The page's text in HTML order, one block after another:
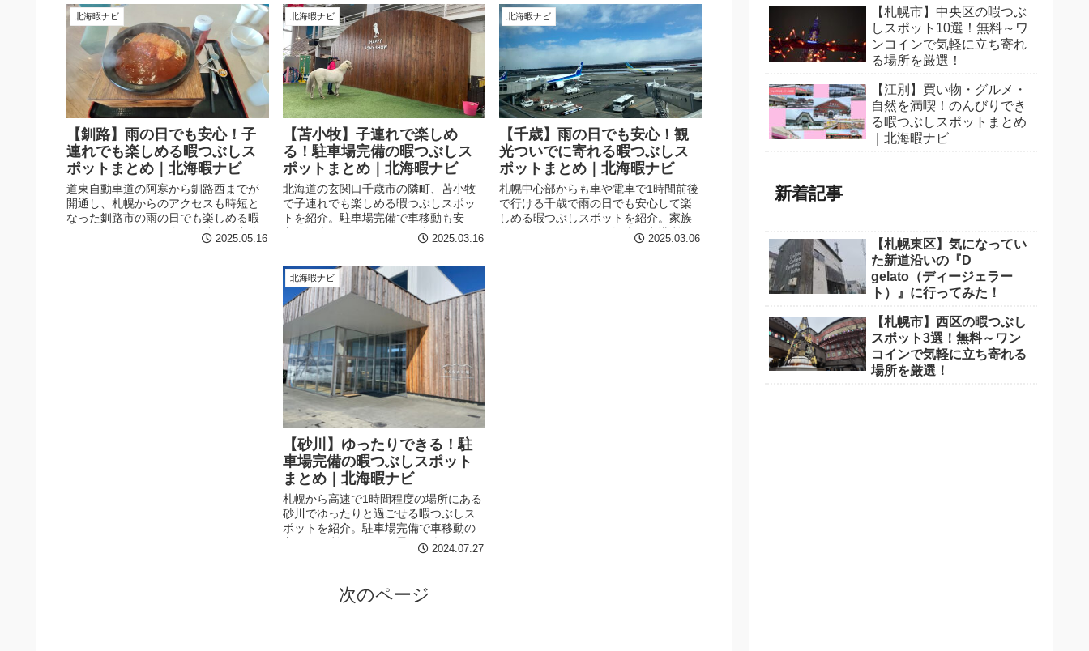
は夢のケーキバイキングへ再訪！皆様
もぜひ行ってみてね。
北海暇ナビ
【釧路】雨の日でも安心！子
連れでも楽しめる暇つぶしス
ポットまとめ｜北海暇ナビ
道東自動車道の阿寒から釧路西までが
開通し、札幌からのアクセスも時短と
なった釧路市の雨の日でも楽しめる暇
つぶしスポットを紹介。子連れや家族
旅行でも立ち寄りやすい施設が充実し
2025.05.16
北海暇ナビ
【苫小牧】子連れで楽しめ
る！駐車場完備の暇つぶしス
ポットまとめ｜北海暇ナビ
北海道の玄関口千歳市の隣町、苫小牧
で子連れでも楽しめる暇つぶしスポッ
トを紹介。駐車場完備で車移動も安
心。観光やショッピングの合間にゆっ
くり過ごせる場所を集めました。苫小
てきましたよ。
2025.03.16
北海暇ナビ
【千歳】雨の日でも安心！観
光ついでに寄れる暇つぶしス
ポットまとめ｜北海暇ナビ
札幌中心部からも車や電車で1時間前後
で行ける千歳で雨の日でも安心して楽
しめる暇つぶしスポットを紹介。家族
連れにもおすすめの、観光や空港利用
の合間に立ち寄れる施設をまとめまし
2025.03.06
北海暇ナビ
【砂川】ゆったりできる！駐
車場完備の暇つぶしスポット
まとめ｜北海暇ナビ
札幌から高速で1時間程度の場所にある
砂川でゆったりと過ごせる暇つぶしス
ポットを紹介。駐車場完備で車移動の
方にも便利。グルメや景色を楽しみな
がらくつろげる場所を厳選しました。
2024.07.27
次のページ
【札幌市】中央区の暇つぶ
しスポット10選！無料～ワ
ンコインで気軽に立ち寄れ
る場所を厳選！
【江別】買い物・グルメ・
自然を満喫！のんびりでき
る暇つぶしスポットまとめ
｜北海暇ナビ
新着記事
【札幌東区】気になってい
た新道沿いの『D
gelato（ディージェラー
ト）』に行ってみた！
【札幌市】西区の暇つぶし
スポット3選！無料～ワン
コインで気軽に立ち寄れる
場所を厳選！